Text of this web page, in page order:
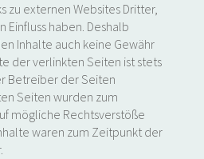
zu externen Websites Dritter,
Einfluss haben. Deshalb
Inhalte auch keine Gewähr
der verlinkten Seiten ist stets
Betreiber der Seiten
Seiten wurden zum
mögliche Rechtsverstöße
waren zum Zeitpunkt der